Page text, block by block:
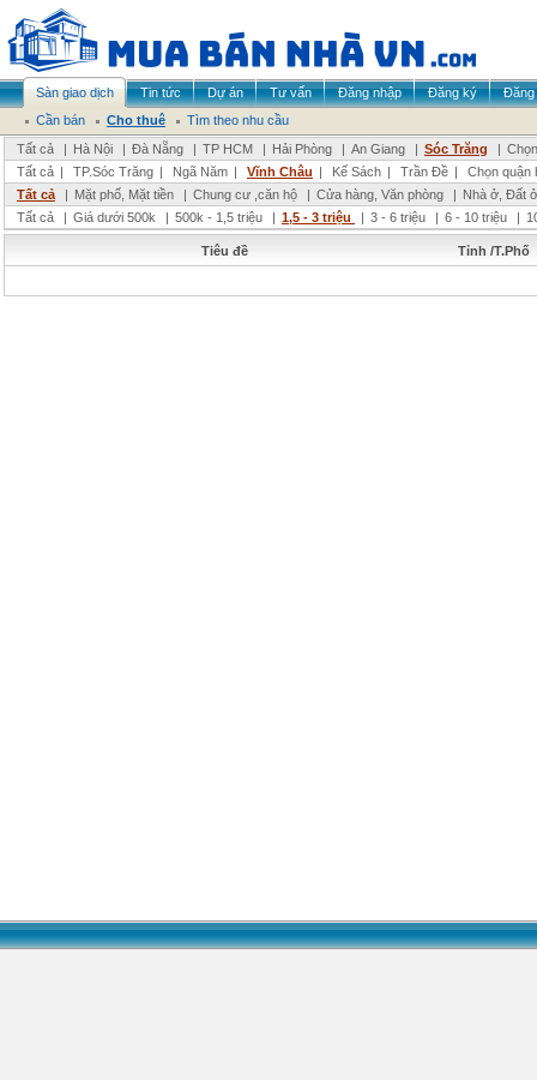
Sàn giao dịch Tin tức Dự án Tư vấn Đăng nhập Đăng ký
Đăng
Cần bán
Cho thuê
Tìm theo nhu cầu
Tất cả
| Hà Nội | Đà Nẵng | TP HCM | Hải Phòng | An Giang | Sóc Trăng |
Tất cả | TP.Sóc Trăng | Ngã Năm | Vĩnh Châu | Kế Sách | Trần Đề |
Chọn quận
Tất cả
| Mặt phố, Mặt tiền | Chung cư ,căn hộ | Cửa hàng, Văn phòng | Nhà ở, Đất ở
Tất cả
| Giá dưới 500k | 500k - 1,5 triệu | 1,5 - 3 triệu | 3 - 6 triệu | 6 - 10 triệu |
Tiêu đề Tỉnh /T.Phố